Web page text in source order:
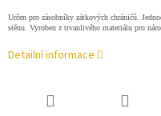
Určen pro zásobníky zátkových chráničů.
stěnu. Vyroben z trvanlivého materiálu pro
Detailní informace